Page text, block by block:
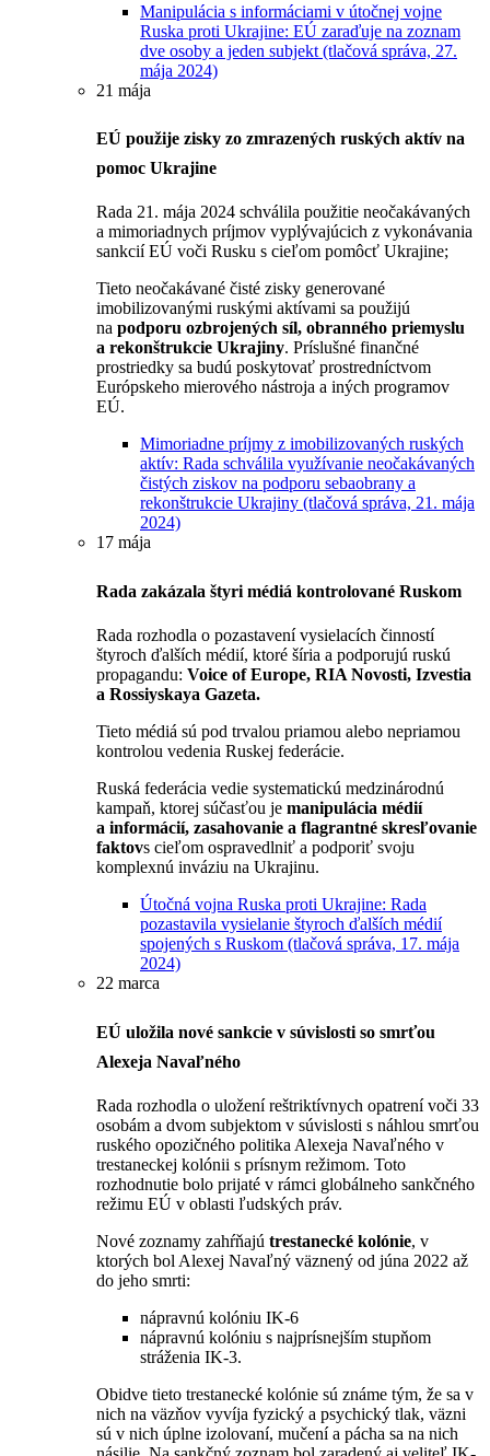
Manipulácia s informáciami v útočnej vojne
Ruska proti Ukrajine: EÚ zaraďuje na zoznam
dve osoby a jeden subjekt (tlačová správa, 27.
mája 2024)
21 mája
EÚ použije zisky zo zmrazených ruských aktív na
pomoc Ukrajine
Rada 21. mája 2024 schválila použitie neočakávaných
a mimoriadnych príjmov vyplývajúcich z vykonávania
sankcií EÚ voči Rusku s cieľom pomôcť Ukrajine;
Tieto neočakávané čisté zisky generované
imobilizovanými ruskými aktívami sa použijú
na podporu ozbrojených síl, obranného priemyslu
a rekonštrukcie Ukrajiny. Príslušné finančné
prostriedky sa budú poskytovať prostredníctvom
Európskeho mierového nástroja a iných programov
EÚ.
Mimoriadne príjmy z imobilizovaných ruských
aktív: Rada schválila využívanie neočakávaných
čistých ziskov na podporu sebaobrany a
rekonštrukcie Ukrajiny (tlačová správa, 21. mája
2024)
17 mája
Rada zakázala štyri médiá kontrolované Ruskom
Rada rozhodla o pozastavení vysielacích činností
štyroch ďalších médií, ktoré šíria a podporujú ruskú
propagandu: Voice of Europe, RIA Novosti, Izvestia
a Rossiyskaya Gazeta.
Tieto médiá sú pod trvalou priamou alebo nepriamou
kontrolou vedenia Ruskej federácie.
Ruská federácia vedie systematickú medzinárodnú
kampaň, ktorej súčasťou je manipulácia médií
a informácií, zasahovanie a flagrantné skresľovanie
faktovs cieľom ospravedlniť a podporiť svoju
komplexnú inváziu na Ukrajinu.
Útočná vojna Ruska proti Ukrajine: Rada
pozastavila vysielanie štyroch ďalších médií
spojených s Ruskom (tlačová správa, 17. mája
2024)
22 marca
EÚ uložila nové sankcie v súvislosti so smrťou
Alexeja Navaľného
Rada rozhodla o uložení reštriktívnych opatrení voči 33
osobám a dvom subjektom v súvislosti s náhlou smrťou
ruského opozičného politika Alexeja Navaľného v
trestaneckej kolónii s prísnym režimom. Toto
rozhodnutie bolo prijaté v rámci globálneho sankčného
režimu EÚ v oblasti ľudských práv.
Nové zoznamy zahŕňajú trestanecké kolónie, v
ktorých bol Alexej Navaľný väznený od júna 2022 až
do jeho smrti:
nápravnú kolóniu IK-6
nápravnú kolóniu s najprísnejším stupňom
stráženia IK-3.
Obidve tieto trestanecké kolónie sú známe tým, že sa v
nich na väzňov vyvíja fyzický a psychický tlak, väzni
sú v nich úplne izolovaní, mučení a pácha sa na nich